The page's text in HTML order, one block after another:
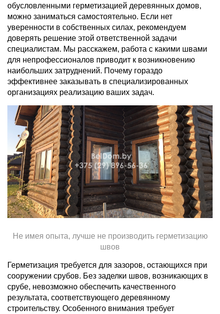
обусловленными герметизацией деревянных домов,
можно заниматься самостоятельно. Если нет
уверенности в собственных силах, рекомендуем
доверять решение этой ответственной задачи
специалистам. Мы расскажем, работа с какими швами
для непрофессионалов приводит к возникновению
наибольших затруднений. Почему гораздо
эффективнее заказывать в специализированных
организациях реализацию ваших задач.
Не имея опыта, лучше не производить герметизацию
швов
Герметизация требуется для зазоров, остающихся при
сооружении срубов. Без заделки швов, возникающих в
срубе, невозможно обеспечить качественного
результата, соответствующего деревянному
строительству. Особенного внимания требует